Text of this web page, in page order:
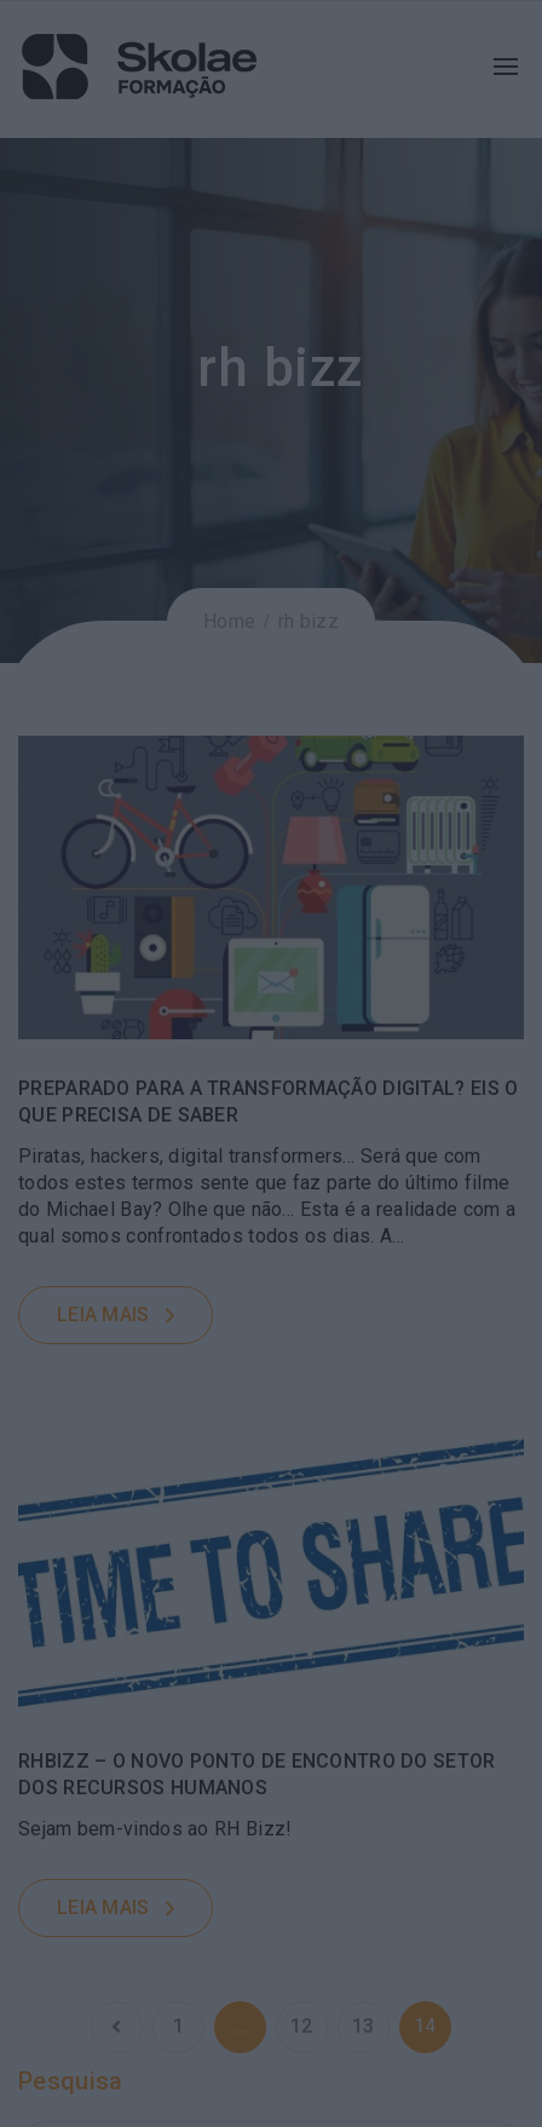
rh bizz
PREPARADO PARA A TRANSFORMAÇÃO DIGITAL? EIS O
QUE PRECISA DE SABER
Piratas, hackers, digital transformers… Será que com
todos estes termos sente que faz parte do último filme
do Michael Bay? Olhe que não… Esta é a realidade com a
qual somos confrontados todos os dias. A…
LEIA MAIS
RHBIZZ – O NOVO PONTO DE ENCONTRO DO SETOR
DOS RECURSOS HUMANOS
Sejam bem-vindos ao RH Bizz!
LEIA MAIS
1 … 12 13 14
Pesquisa